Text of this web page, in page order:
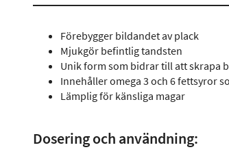
Förebygger bildandet av plack
Mjukgör befintlig tandsten
Unik form som bidrar till att skrapa
Innehåller omega 3 och 6 fettsyror
Lämplig för känsliga magar
Dosering och användning: